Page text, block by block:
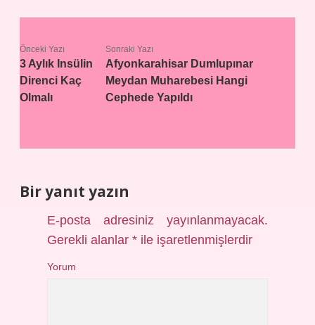
Önceki Yazı
3 Aylık Insülin
Direnci Kaç
Olmalı
Sonraki Yazı
Afyonkarahisar Dumlupınar
Meydan Muharebesi Hangi
Cephede Yapıldı
Bir yanıt yazın
E-posta adresiniz yayınlanmayacak.
Gerekli alanlar* ile işaretlenmişlerdir
Yorum